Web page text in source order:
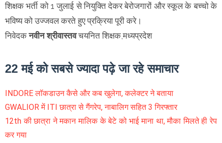
शिक्षक भर्ती को 1 जुलाई से नियुक्ति देकर बेरोजगारों और स्कूल के बच्चो के
भविष्य को उज्जवल करते हुए प्रक्रिया पूरी करे।
निवेदकनवीन श्रीवास्तवचयनित शिक्षक,मध्यप्रदेश
22 मई को सबसे ज्यादा पढ़े जा रहे समाचार
INDORE लॉकडाउन कैसे और कब खुलेगा, कलेक्टर ने बताया
GWALIOR में ITI छात्रा से गैंगरेप, नाबालिग सहित 3 गिरफ्तार
12th की छात्रा ने मकान मालिक के बेटे को भाई माना था, मौका मिलते ही रेप
कर गया